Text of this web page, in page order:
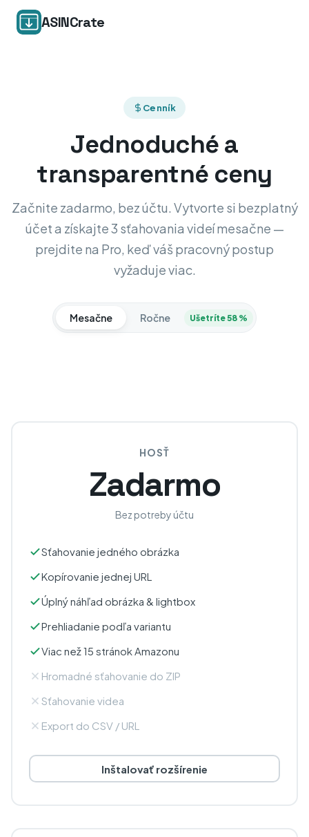
ASINCrate
Cenník
Jednoduché a
transparentné ceny
Začnite zadarmo, bez účtu. Vytvorte si bezplatný
účet a získajte 3 sťahovania videí mesačne —
prejdite na Pro, keď váš pracovný postup
vyžaduje viac.
Mesačne Ročne Ušetríte 58 %
HOSŤ
Zadarmo
Bez potreby účtu
Sťahovanie jedného obrázka
Kopírovanie jednej URL
Úplný náhľad obrázka & lightbox
Prehliadanie podľa variantu
Viac než 15 stránok Amazonu
Hromadné sťahovanie do ZIP
Sťahovanie videa
Export do CSV / URL
Inštalovať rozšírenie